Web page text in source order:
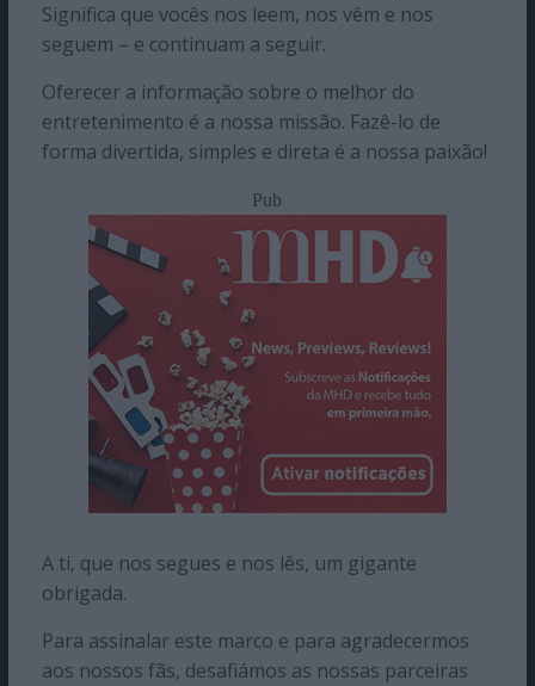
Significa que vocês nos leem, nos vêm e nos
seguem – e continuam a seguir.
Oferecer a informação sobre o melhor do
entretenimento é a nossa missão. Fazê-lo de
forma divertida, simples e direta é a nossa paixão!
Pub
A ti, que nos segues e nos lês, um gigante
obrigada.
Para assinalar este marco e para agradecermos
aos nossos fãs, desafiámos as nossas parceiras